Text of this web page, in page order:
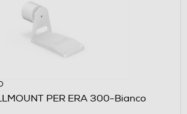
PER ERA 300-Bianco